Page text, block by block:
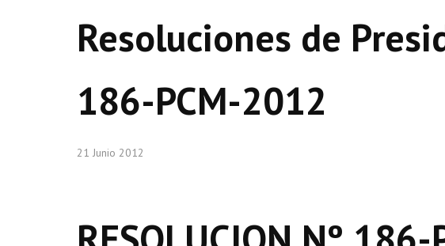
Resoluciones de
186-PCM-2012
21 Junio 2012